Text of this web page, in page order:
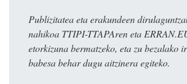
Publizitatea eta erakundeen
nahikoa TTIPI-TTAPAren eta
etorkizuna bermatzeko, eta zu bezalako
babesa behar dugu aitzinera egiteko.